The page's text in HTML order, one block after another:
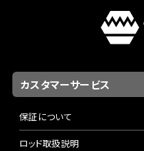
カスタマーサービス
保証について
ロッド取扱説明